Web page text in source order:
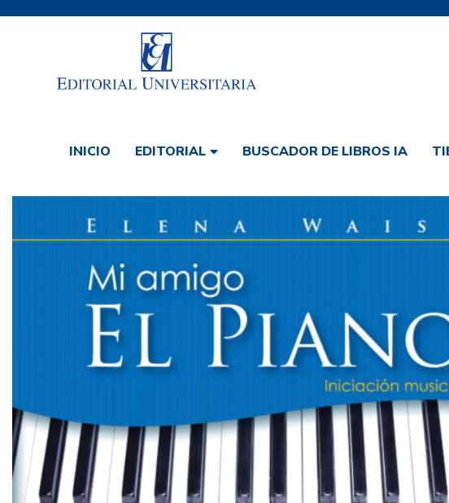
INICIO EDITORIAL BUSCADOR DE LIBROS IA